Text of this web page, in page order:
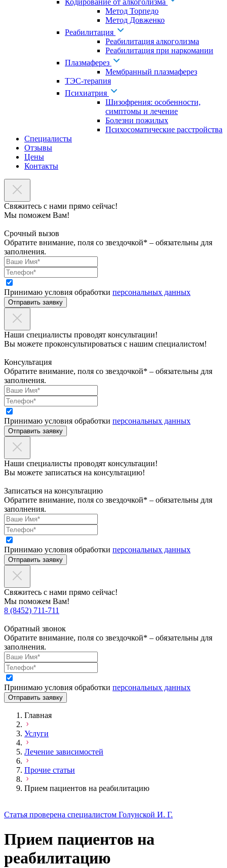
Кодирование от алкоголизма
Метод Торпедо
Метод Довженко
Реабилитация
Реабилитация алкоголизма
Реабилитация при наркомании
Плазмаферез
Мембранный плазмаферез
ТЭС-терапия
Психиатрия
Шизофрения: особенности,
симптомы и лечение
Болезни пожилых
Психосоматические расстройства
Специалисты
Отзывы
Цены
Контакты
Свяжитесь с нами прямо сейчас!
Мы поможем Вам!
Срочный вызов
Обратите внимание, поля со звездочкой* – обязательны для
заполнения.
Принимаю условия обработки персональных данных
Отправить заявку
Наши специалисты проводят консультации!
Вы можете проконсультироваться с нашим специалистом!
Консультация
Обратите внимание, поля со звездочкой* – обязательны для
заполнения.
Принимаю условия обработки персональных данных
Отправить заявку
Наши специалисты проводят консультации!
Вы можете записаться на консультацию!
Записаться на консультацию
Обратите внимание, поля со звездочкой* – обязательны для
заполнения.
Принимаю условия обработки персональных данных
Отправить заявку
Свяжитесь с нами прямо сейчас!
Мы поможем Вам!
8 (8452) 711-711
Обратный звонок
Обратите внимание, поля со звездочкой* – обязательны для
заполнения.
Принимаю условия обработки персональных данных
Отправить заявку
Главная
Услуги
Лечение зависимостей
Прочие статьи
Прием пациентов на реабилитацию
Статья проверена специалистом Голунской И. Г.
Прием пациентов на
реабилитацию